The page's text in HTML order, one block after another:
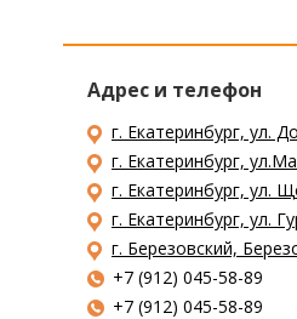
Адрес и телефон
г. Екатеринбург, ул.
г. Екатеринбург,
г. Екатеринбург, ул.
г. Екатеринбург, ул.
г. Березовский,
+7 (912) 045-58-89
+7 (912) 045-58-89